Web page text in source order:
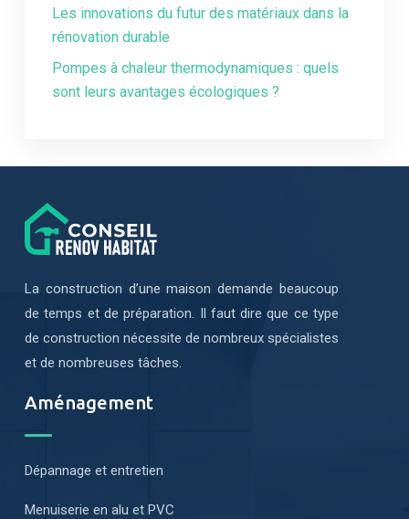
Les innovations du futur des matériaux dans la
rénovation durable
Pompes à chaleur thermodynamiques : quels
sont leurs avantages écologiques ?
La construction d’une maison demande beaucoup
de temps et de préparation. Il faut dire que ce type
de construction nécessite de nombreux spécialistes
et de nombreuses tâches.
Aménagement
Dépannage et entretien
Menuiserie en alu et PVC